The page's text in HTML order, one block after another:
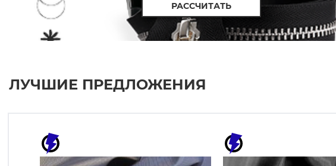
РАССЧИТАТЬ
ЛУЧШИЕ ПРЕДЛОЖЕНИЯ